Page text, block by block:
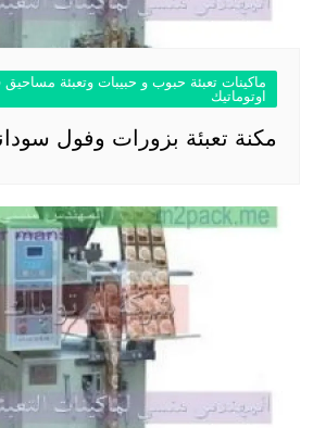
ماكينات تعبئة حبوب و حبيبات وتعبئة
اوتوماتيك
مكنة تعبئة بزورات وفول